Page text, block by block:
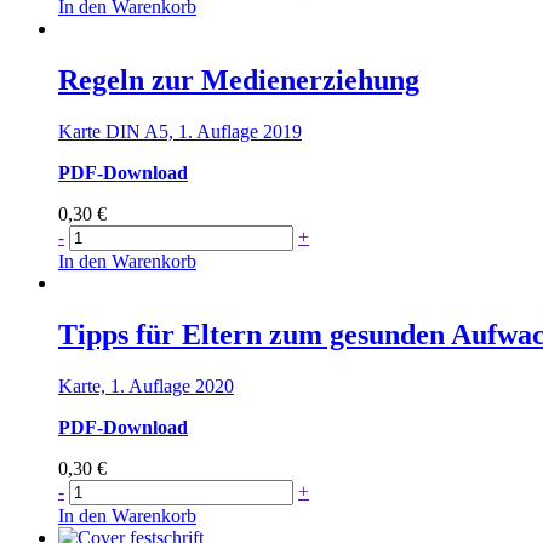
sexualisierter
Gewalt
–
für
stärkende
Erziehung
Menge
In den Warenkorb
Regeln zur Medienerziehung
Karte DIN A5, 1. Auflage 2019
PDF-Download
0,30 €
- Regeln
zur
+
In den Warenkorb
Tipps für Eltern zum gesunden
Karte, 1. Auflage 2020
PDF-Download
0,30 €
- Tipps
für
Eltern
+
In den Warenkorb